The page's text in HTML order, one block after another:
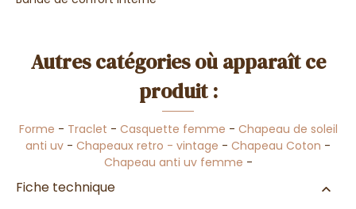
Autres catégories où apparaît ce
produit :
Forme - Traclet - Casquette femme - Chapeau de soleil
anti uv - Chapeaux retro - vintage - Chapeau Coton -
Chapeau anti uv femme -
Fiche technique